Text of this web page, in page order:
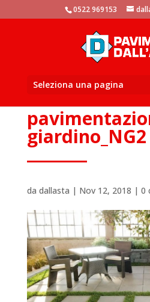
window.dataLayer =
{dataLayer.push(arguments)};
0522 969153
Seleziona una pagina
giardino_NG2
da dallasta | Nov 12, 2018 | 0